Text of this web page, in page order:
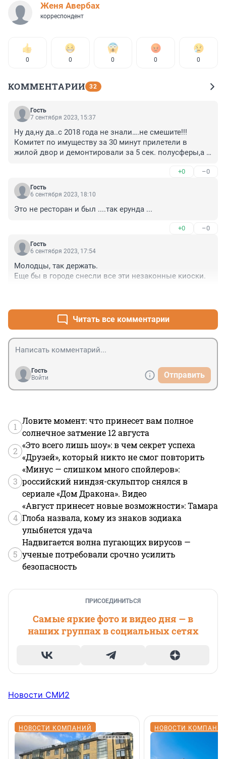
Женя Авербах
корреспондент
0 0 0 0 0
КОММЕНТАРИИ 32
Гость
7 сентября 2023, 15:37
Ну да,ну да..с 2018 года не знали….не смешите!!!
Комитет по имуществу за 30 минут прилетели в
жилой двор и демонтировали за 5 сек. полусферы,а
сотрудников комитета ,которые курируют этот район
мало ли….
+0 –0
Гость
6 сентября 2023, 18:10
Это не ресторан и был ....так ерунда ...
+0 –0
Гость
6 сентября 2023, 17:54
Молодцы, так держать.
Еще бы в городе снесли все эти незаконные киоски.
Читать все комментарии
Гость
Войти
Отправить
1
Ловите момент: что принесет вам полное
солнечное затмение 12 августа
2
«Это всего лишь шоу»: в чем секрет успеха
«Друзей», который никто не смог повторить
3
«Минус — слишком много спойлеров»:
российский ниндзя-скульптор снялся в
сериале «Дом Дракона». Видео
4
«Август принесет новые возможности»: Тамара
Глоба назвала, кому из знаков зодиака
улыбнется удача
5
Надвигается волна пугающих вирусов —
ученые потребовали срочно усилить
безопасность
ПРИСОЕДИНИТЬСЯ
Самые яркие фото и видео дня — в
наших группах в социальных сетях
Новости СМИ2
НОВОСТИ КОМПАНИЙ НОВОСТИ